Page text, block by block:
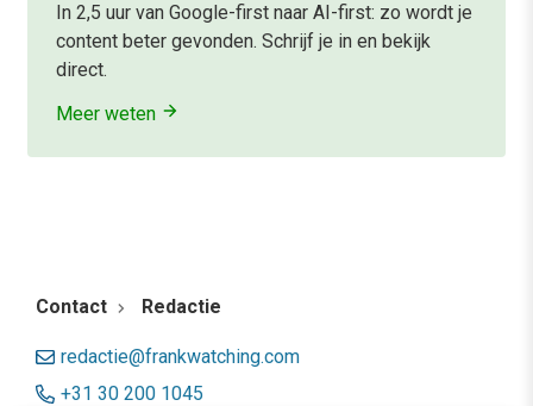
In 2,5 uur van Google-first naar AI-first: zo wordt je
content beter gevonden. Schrijf je in en bekijk
direct.
Meer weten
Contact Redactie
redactie@frankwatching.com
+31 30 200 1045